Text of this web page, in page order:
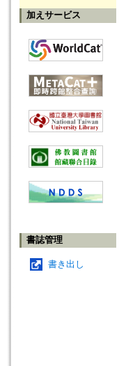
加えサービス
書誌管理
書き出し